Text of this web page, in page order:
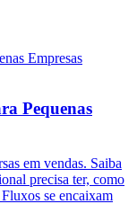
Pequenas
em vendas. Saiba
precisa ter, como
se encaixam